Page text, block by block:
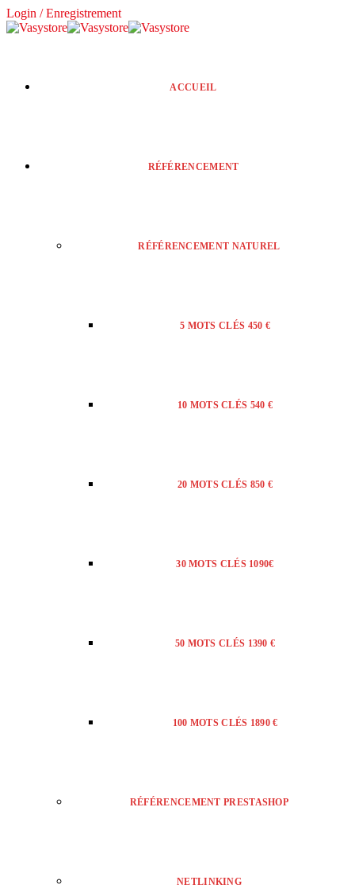
Login / Enregistrement
ACCUEIL
RÉFÉRENCEMENT
RÉFÉRENCEMENT NATUREL
5 MOTS CLÉS 450 €
10 MOTS CLÉS 540 €
20 MOTS CLÉS 850 €
30 MOTS CLÉS 1090€
50 MOTS CLÉS 1390 €
100 MOTS CLÉS 1890 €
RÉFÉRENCEMENT PRESTASHOP
NETLINKING